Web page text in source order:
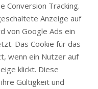
Conversion Tracking.
Anzeige auf
von Google Ads ein
Das Cookie für das
wenn ein Nutzer auf
klickt. Diese
Gültigkeit und